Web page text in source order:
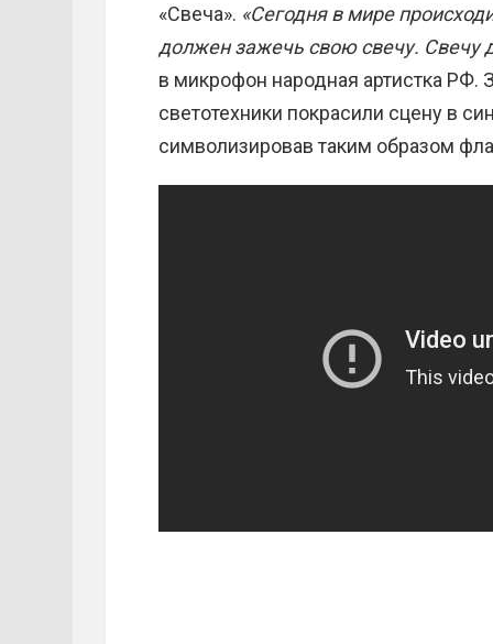
«Свеча». «Сегодня в мире
должен зажечь свою свечу. Свечу
в микрофон народная артистка РФ.
светотехники покрасили сцену в
символизировав таким образом